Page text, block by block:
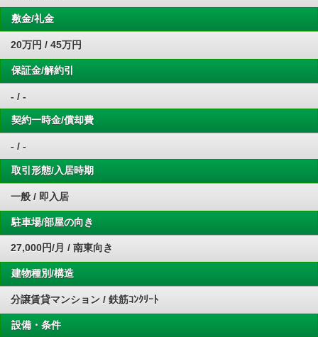
敷金/礼金
20万円 / 45万円
保証金/解約引
- / -
契約一時金/償却費
- / -
取引形態/入居時期
一般 / 即入居
駐車場/部屋の向き
27,000円/月 / 南東向き
建物種別/構造
分譲賃貸マンション / 鉄筋ｺﾝｸﾘｰﾄ
設備・条件